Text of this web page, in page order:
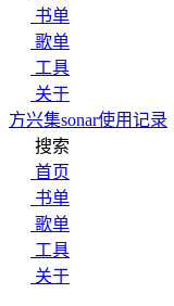
书单
歌单
工具
关于
方兴集sonar使用记录
搜索
首页
书单
歌单
工具
关于